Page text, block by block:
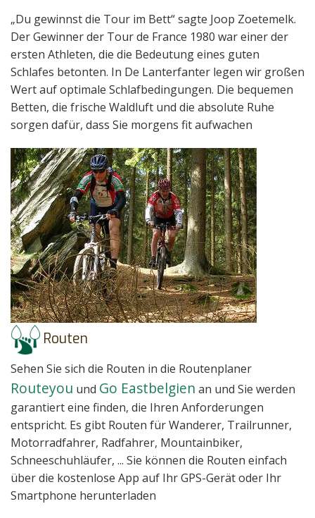
„Du gewinnst die Tour im Bett“ sagte Joop Zoetemelk.
Der Gewinner der Tour de France 1980 war einer der
ersten Athleten, die die Bedeutung eines guten
Schlafes betonten. In De Lanterfanter legen wir großen
Wert auf optimale Schlafbedingungen. Die bequemen
Betten, die frische Waldluft und die absolute Ruhe
sorgen dafür, dass Sie morgens fit aufwachen
Routen
Sehen Sie sich die Routen in die Routenplaner
Routeyou und Go Eastbelgien an und Sie werden
garantiert eine finden, die Ihren Anforderungen
entspricht. Es gibt Routen für Wanderer, Trailrunner,
Motorradfahrer, Radfahrer, Mountainbiker,
Schneeschuhläufer, ... Sie können die Routen einfach
über die kostenlose App auf Ihr GPS-Gerät oder Ihr
Smartphone herunterladen